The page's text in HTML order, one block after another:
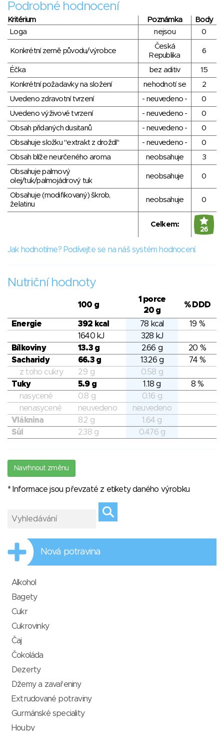
Podrobné hodnocení
Kritérium Poznámka
Body
Loga
nejsou 0
Konkrétní země původu/výrobce
Česká
Republika
6
Éčka bez aditiv
15
Konkrétní požadavky na složení
nehodnotí se
2
Uvedeno zdravotní tvrzení
- neuvedeno -
0
Uvedeno výživové tvrzení
- neuvedeno -
0
Obsah přidaných dusitanů
- neuvedeno -
0
Obsahuje složku "extrakt z droždí"
- neuvedeno -
0
Obsah blíže neurčeného aroma
neobsahuje
3
Obsahuje palmový
olej/tuk/palmojádrový tuk
neobsahuje 0
Obsahuje (modifikovaný) škrob,
želatinu
neobsahuje 0
Celkem:
26
Jak hodnotíme? Podívejte se na náš systém hodnocení.
Nutriční hodnoty
100 g
1 porce
20 g
% DDD
Energie 392 kcal 78 kcal
19 %
1640 kJ
328 kJ
Bílkoviny
13.3 g 2.66 g
20 %
Sacharidy
66.3 g 13.26 g
74 %
z toho cukry
2.9 g
0.58 g
Tuky
5.9 g 1.18 g
8 %
nasycené
0.8 g
0.16 g
nenasycené
neuvedeno
neuvedeno
Vláknina
8.2 g
1.64 g
Sůl
2.38 g 0.476 g
Navrhnout změnu
* Informace jsou převzaté z etikety daného výrobku
Nová potravina
Alkohol
Bagety
Cukr
Cukrovinky
Čaj
Čokoláda
Dezerty
Džemy a zavařeniny
Extrudované potraviny
Gurmánské speciality
Houby